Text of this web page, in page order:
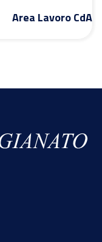
Area Lavoro CdA